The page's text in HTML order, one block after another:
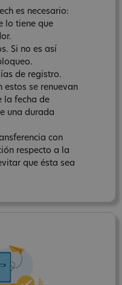
es necesario:
lo tiene que
Si no es así
de registro.
estos se renuevan
la fecha de
una durada
con
respecto a la
que ésta sea